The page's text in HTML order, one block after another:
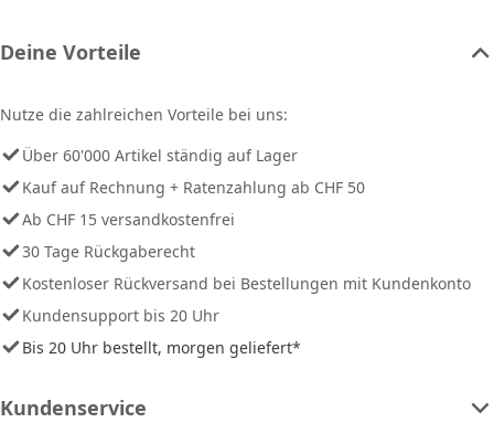
Deine Vorteile
Nutze die zahlreichen Vorteile bei uns:
Über 60'000 Artikel ständig auf Lager
Kauf auf Rechnung + Ratenzahlung ab CHF 50
Ab CHF 15 versandkostenfrei
30 Tage Rückgaberecht
Kostenloser Rückversand bei Bestellungen mit Kundenkonto
Kundensupport bis 20 Uhr
Bis 20 Uhr bestellt, morgen geliefert*
Kundenservice